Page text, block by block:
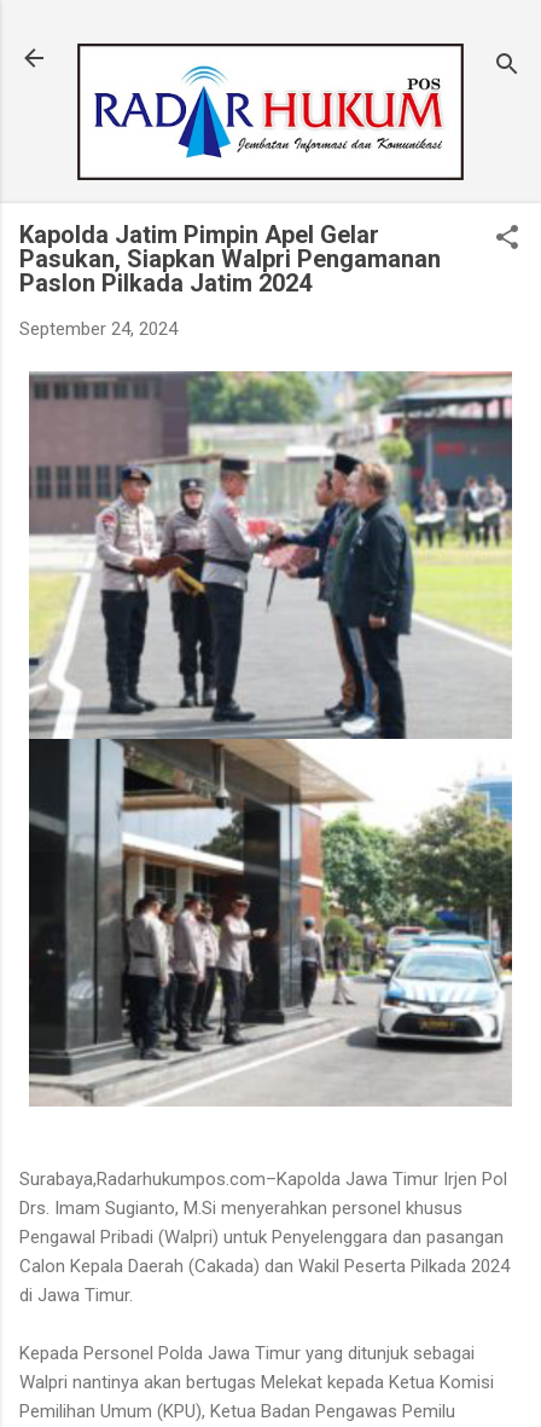
Kapolda Jatim Pimpin Apel Gelar
Pasukan, Siapkan Walpri Pengamanan
Paslon Pilkada Jatim 2024
September 24, 2024
Surabaya,Radarhukumpos.com–Kapolda Jawa Timur Irjen Pol
Drs. Imam Sugianto, M.Si menyerahkan personel khusus
Pengawal Pribadi (Walpri) untuk Penyelenggara dan pasangan
Calon Kepala Daerah (Cakada) dan Wakil Peserta Pilkada 2024
di Jawa Timur.
Kepada Personel Polda Jawa Timur yang ditunjuk sebagai
Walpri nantinya akan bertugas Melekat kepada Ketua Komisi
Pemilihan Umum (KPU), Ketua Badan Pengawas Pemilu